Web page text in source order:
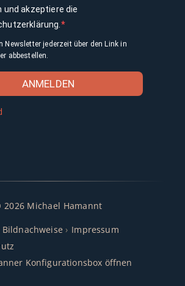
und akzeptiere die
Newsletter jederzeit über den Link in
abbestellen.
ANMELDEN
2026 Michael Hamannt
Bildnachweise
Impressum
Konfigurationsbox öffnen